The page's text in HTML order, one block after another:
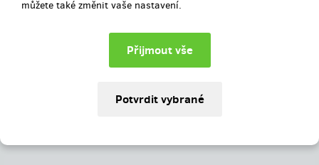
můžete také změnit vaše nastavení.